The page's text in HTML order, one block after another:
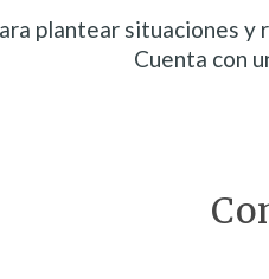
plantear situaciones
Cuenta con